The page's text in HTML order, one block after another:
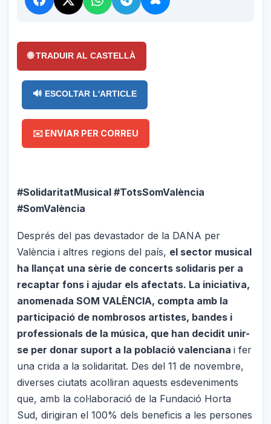
🌐 TRADUIR AL CASTELLÀ
🔊 ESCOLTAR L'ARTICLE
✉️ ENVIAR PER CORREU
#SolidaritatMusical #TotsSomValència
#SomValència
Després del pas devastador de la DANA per
València i altres regions del país, el sector musical
ha llançat una sèrie de concerts solidaris per a
recaptar fons i ajudar els afectats. La iniciativa,
anomenada SOM VALÈNCIA, compta amb la
participació de nombrosos artistes, bandes i
professionals de la música, que han decidit unir-
se per donar suport a la població valencianai fer
una crida a la solidaritat. Des del 11 de novembre,
diverses ciutats acolliran aquests esdeveniments
que, amb la col·laboració de la Fundació Horta
Sud, dirigiran el 100% dels beneficis a les persones